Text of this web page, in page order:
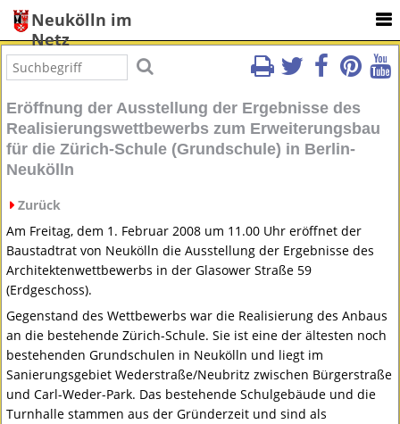
Neukölln im
Netz
Eröffnung der Ausstellung der Ergebnisse des
Realisierungswettbewerbs zum Erweiterungsbau
für die Zürich-Schule (Grundschule) in Berlin-
Neukölln
Zurück
Am Freitag, dem 1. Februar 2008 um 11.00 Uhr eröffnet der
Baustadtrat von Neukölln die Ausstellung der Ergebnisse des
Architektenwettbewerbs in der Glasower Straße 59
(Erdgeschoss).
Gegenstand des Wettbewerbs war die Realisierung des Anbaus
an die bestehende Zürich-Schule. Sie ist eine der ältesten noch
bestehenden Grundschulen in Neukölln und liegt im
Sanierungsgebiet Wederstraße/Neubritz zwischen Bürgerstraße
und Carl-Weder-Park. Das bestehende Schulgebäude und die
Turnhalle stammen aus der Gründerzeit und sind als